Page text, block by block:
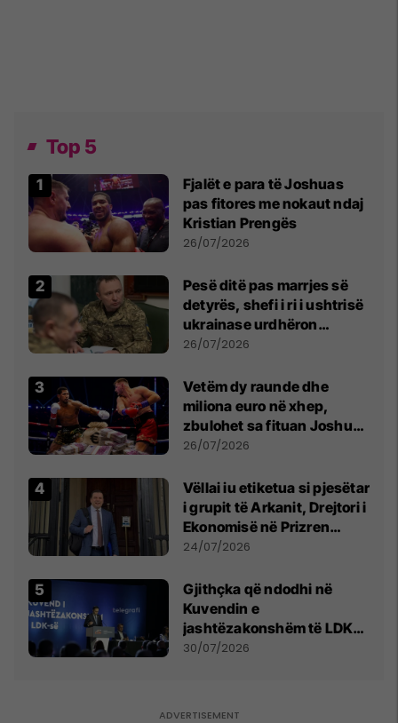
Top 5
Fjalët e para të Joshuas
pas fitores me nokaut ndaj
Kristian Prengës
26/07/2026
Pesë ditë pas marrjes së
detyrës, shefi i ri i ushtrisë
ukrainase urdhëron
kontroll të madh
26/07/2026
Vetëm dy raunde dhe
miliona euro në xhep,
zbulohet sa fituan Joshua
e Prenga
26/07/2026
Vëllai iu etiketua si pjesëtar
i grupit të Arkanit, Drejtori i
Ekonomisë në Prizren
mohon pretendimet
24/07/2026
Gjithçka që ndodhi në
Kuvendin e
jashtëzakonshëm të LDK-
së
30/07/2026